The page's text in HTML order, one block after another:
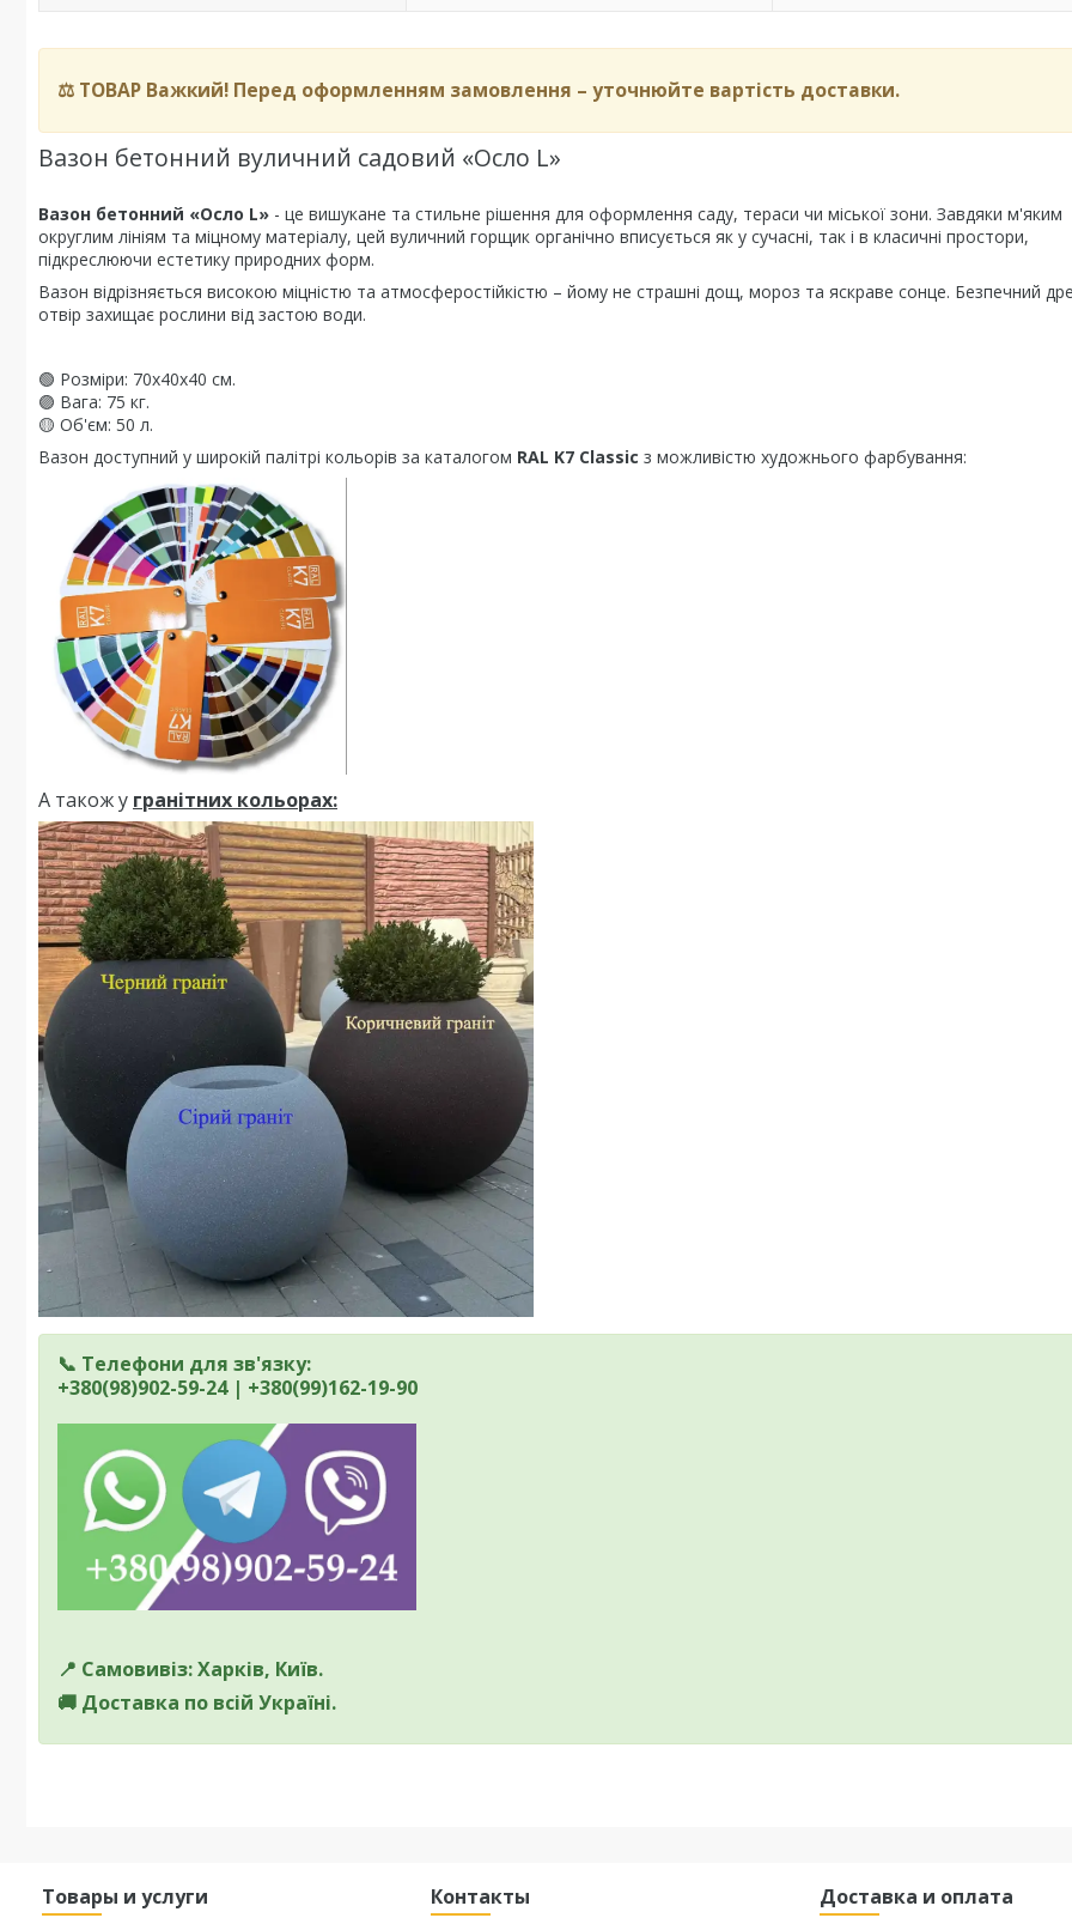
⚖️ ТОВАР Важкий! Перед оформленням замовлення – уточнюйте вартість доставки.
Вазон бетонний вуличний садовий «Осло L»
Вазон бетонний «Осло L» - це вишукане та стильне рішення для оформлення саду, тераси чи міської зони. Завдяки м'яким
округлим лініям та міцному матеріалу, цей вуличний горщик органічно вписується як у сучасні, так і в класичні простори,
підкреслюючи естетику природних форм.
Вазон відрізняється високою міцністю та атмосферостійкістю – йому не страшні дощ, мороз та яскраве сонце. Безпечний
отвір захищає рослини від застою води.
🟢 Розміри: 70x40x40 см.
🟣 Вага: 75 кг.
🟡 Об'єм: 50 л.
Вазон доступний у широкій палітрі кольорів за каталогом RAL K7 Classic з можливістю художнього фарбування:
А також у гранітних кольорах:
📞 Телефони для зв'язку:
+380(98)902-59-24 | +380(99)162-19-90
📍 Самовивіз: Харків, Київ.
🚚 Доставка по всій Україні.
Товары и услуги Контакты Доставка и оплата